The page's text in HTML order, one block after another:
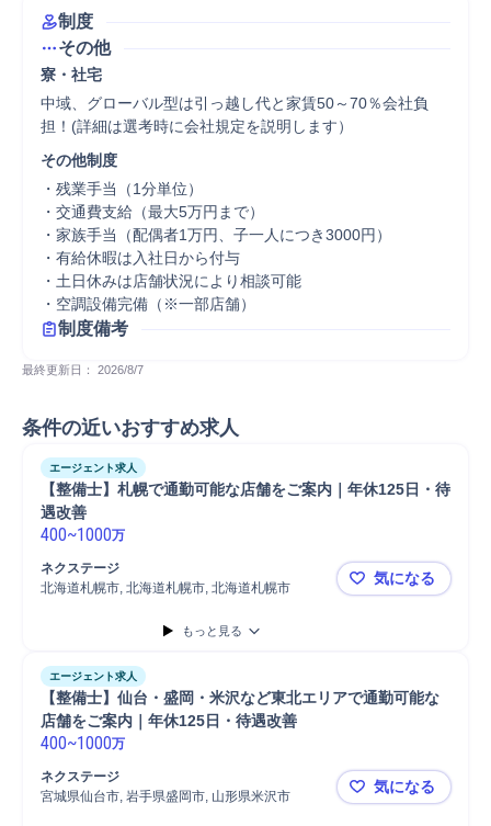
制度
その他
寮・社宅
中域、グローバル型は引っ越し代と家賃50～70％会社負
担！(詳細は選考時に会社規定を説明します）
その他制度
・残業手当（1分単位）
・交通費支給（最大5万円まで）
・家族手当（配偶者1万円、子一人につき3000円）
・有給休暇は入社日から付与
・土日休みは店舗状況により相談可能
・空調設備完備（※一部店舗）
制度備考
最終更新日： 2026/8/7
条件の近いおすすめ求人
エージェント求人
【整備士】札幌で通勤可能な店舗をご案内｜年休125日・待
遇改善
400~1000万
ネクステージ
北海道札幌市, 北海道札幌市, 北海道札幌市
【整備士】
気になる
もっと見る
エージェント求人
【整備士】仙台・盛岡・米沢など東北エリアで通勤可能な
店舗をご案内｜年休125日・待遇改善
400~1000万
ネクステージ
宮城県仙台市, 岩手県盛岡市, 山形県米沢市
【整備士】
気になる